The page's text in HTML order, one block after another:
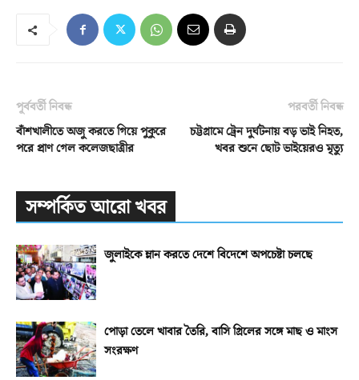
পূর্ববর্তী নিবন্ধ
বাঁশখালীতে অজু করতে গিয়ে পুকুরে
পরে প্রাণ গেল কলেজছাত্রীর
পরবর্তী নিবন্ধ
চট্টগ্রামে ট্রেন দুর্ঘটনায় বড় ভাই নিহত,
খবর শুনে ছোট ভাইয়েরও মৃত্যু
সম্পর্কিত আরো খবর
জুলাইকে ম্লান করতে দেশে বিদেশে অপচেষ্টা চলছে
পোড়া তেলে খাবার তৈরি, বাসি গ্রিলের সঙ্গে মাছ ও মাংস
সংরক্ষণ